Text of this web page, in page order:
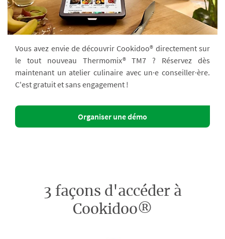
Vous avez envie de découvrir Cookidoo® directement sur
le tout nouveau Thermomix® TM7 ? Réservez dès
maintenant un atelier culinaire avec un·e conseiller·ère.
C'est gratuit et sans engagement !
Organiser une démo
3 façons d'accéder à
Cookidoo®